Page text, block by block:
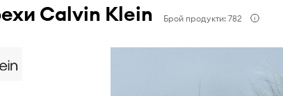
Calvin Klein Брой продукти: 782